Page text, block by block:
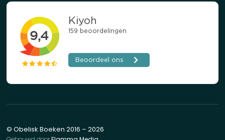
© Obelisk Boeken 2016 – 2026